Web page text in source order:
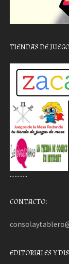
TIENDAS DE
………..
CONTACTO:
EDITORIALES Y